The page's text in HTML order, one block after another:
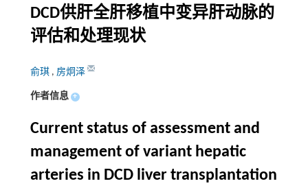
DCD供肝全肝移植中变异肝动脉的
评估和处理现状
俞琪 , 房炯泽
作者信息 +
Current status of assessment and
management of variant hepatic
arteries in DCD liver transplantation